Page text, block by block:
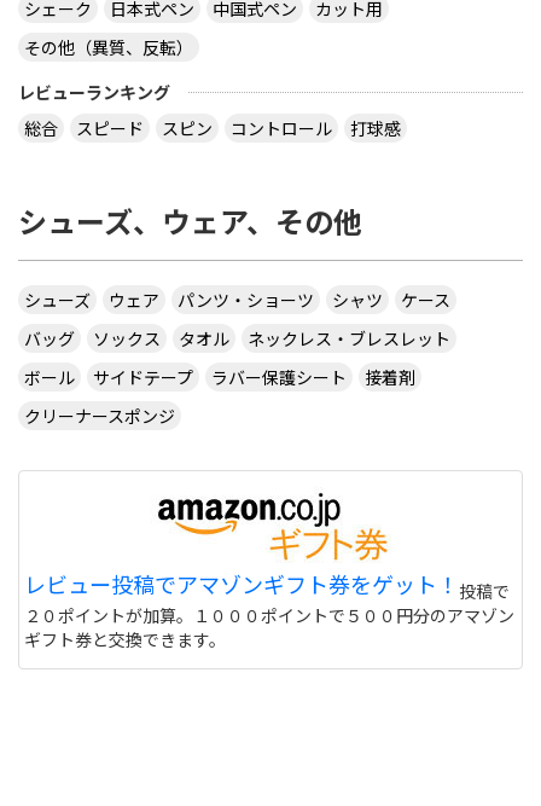
シェーク
日本式ペン 中国式ペン
カット用
その他（異質、反転）
レビューランキング
総合
スピード スピン コントロール 打球感
シューズ、ウェア、その他
シューズ ウェア パンツ・ショーツ シャツ
ケース
バッグ
ソックス タオル
ネックレス・ブレスレット
ボール
サイドテープ ラバー保護シート
接着剤
クリーナースポンジ
レビュー投稿でアマゾンギフト券をゲット！ 投稿で
２０ポイントが加算。１０００ポイントで５００円分のアマゾン
ギフト券と交換できます。